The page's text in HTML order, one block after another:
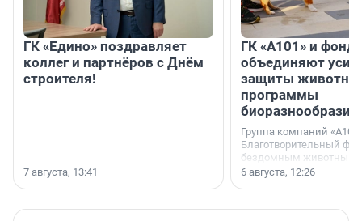
ГК «Едино» поздравляет
коллег и партнёров с Днём
строителя!
7 августа, 13:41
ГК «А101» и фонд
объединяют
защиты
программы
биоразнообразия
Группа компаний
Благотворительный
бездомным животным
заключили соглашение
6 августа, 12:26